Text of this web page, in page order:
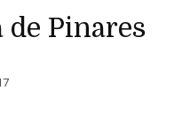
de Pinares